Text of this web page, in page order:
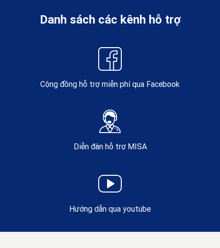
Danh sách các kênh hỗ trợ
Cộng đồng hỗ trợ miễn phí qua Facebook
Diễn đàn hỗ trợ MISA
Hướng dẫn qua youtube